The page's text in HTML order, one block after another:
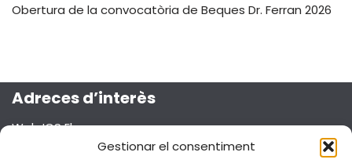
Gestionar el consentiment
Obertura de la convocatòria de Beques Dr. Ferran 2026
Adreces d’interès
Web ICS Ebre
Projecte Emma